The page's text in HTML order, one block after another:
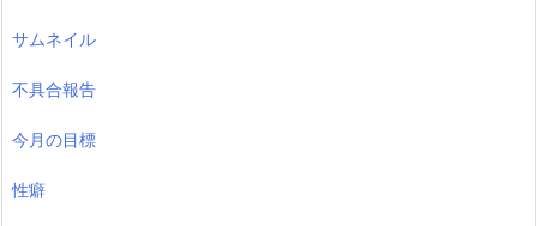
サムネイル
不具合報告
今月の目標
性癖